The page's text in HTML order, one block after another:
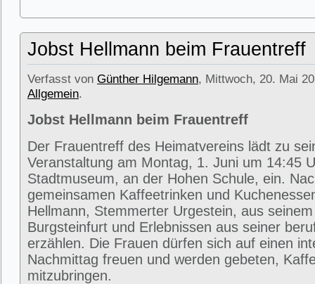
Jobst Hellmann beim Frauentreff
Verfasst von Günther Hilgemann, Mittwoch, 20. Mai
Allgemein.
Jobst Hellmann beim Frauentreff
Der Frauentreff des Heimatvereins lädt zu
Veranstaltung am Montag, 1. Juni um 14:45
Stadtmuseum, an der Hohen Schule, ein.
gemeinsamen Kaffeetrinken und
Hellmann, Stemmerter Urgestein, aus
Burgsteinfurt und Erlebnissen aus seiner
erzählen. Die Frauen dürfen sich auf einen
Nachmittag freuen und werden gebeten,
mitzubringen.